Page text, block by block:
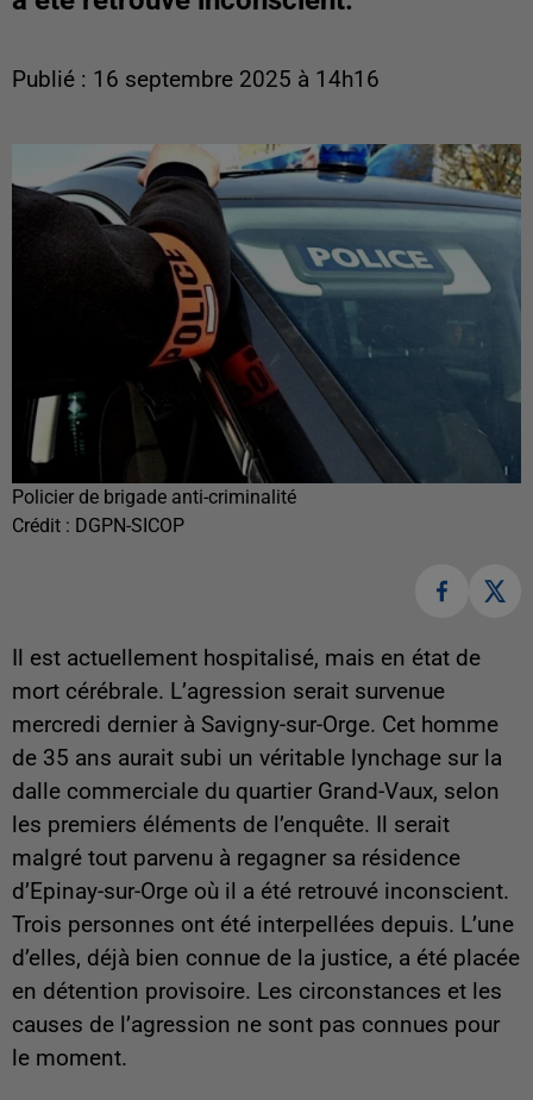
Publié : 16 septembre 2025 à 14h16
Policier de brigade anti-criminalité
Crédit : DGPN-SICOP
Il est actuellement hospitalisé, mais en état de
mort cérébrale. L’agression serait survenue
mercredi dernier à Savigny-sur-Orge. Cet homme
de 35 ans aurait subi un véritable lynchage sur la
dalle commerciale du quartier Grand-Vaux, selon
les premiers éléments de l’enquête. Il serait
malgré tout parvenu à regagner sa résidence
d’Epinay-sur-Orge où il a été retrouvé inconscient.
Trois personnes ont été interpellées depuis. L’une
d’elles, déjà bien connue de la justice, a été placée
en détention provisoire. Les circonstances et les
causes de l’agression ne sont pas connues pour
le moment.